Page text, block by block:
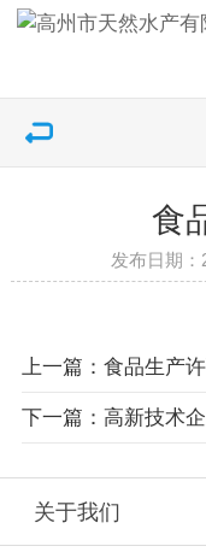
食
发布日期
上一篇：食品生产
下一篇：高新技术
关于我们